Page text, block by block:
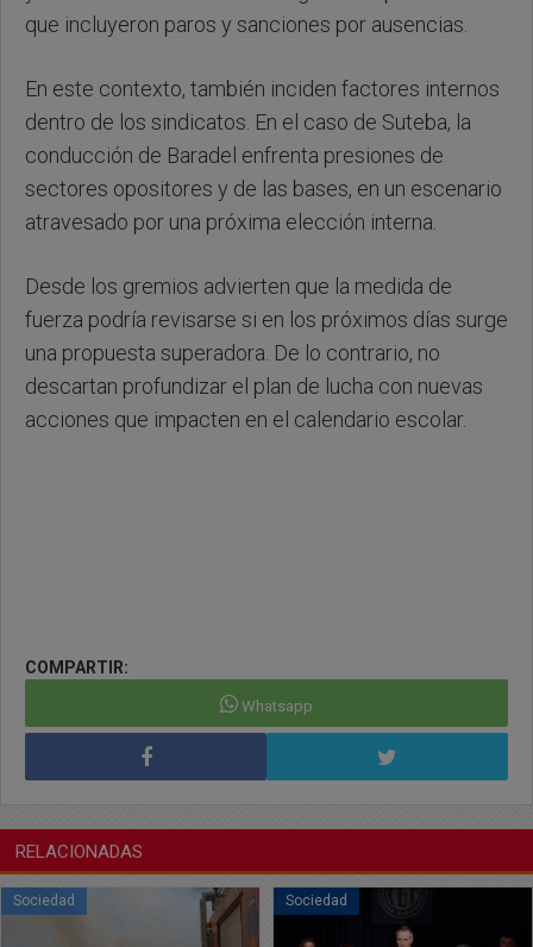
que incluyeron paros y sanciones por ausencias.
En este contexto, también inciden factores internos
dentro de los sindicatos. En el caso de Suteba, la
conducción de Baradel enfrenta presiones de
sectores opositores y de las bases, en un escenario
atravesado por una próxima elección interna.
Desde los gremios advierten que la medida de
fuerza podría revisarse si en los próximos días surge
una propuesta superadora. De lo contrario, no
descartan profundizar el plan de lucha con nuevas
acciones que impacten en el calendario escolar.
COMPARTIR:
Whatsapp
RELACIONADAS
Sociedad Sociedad